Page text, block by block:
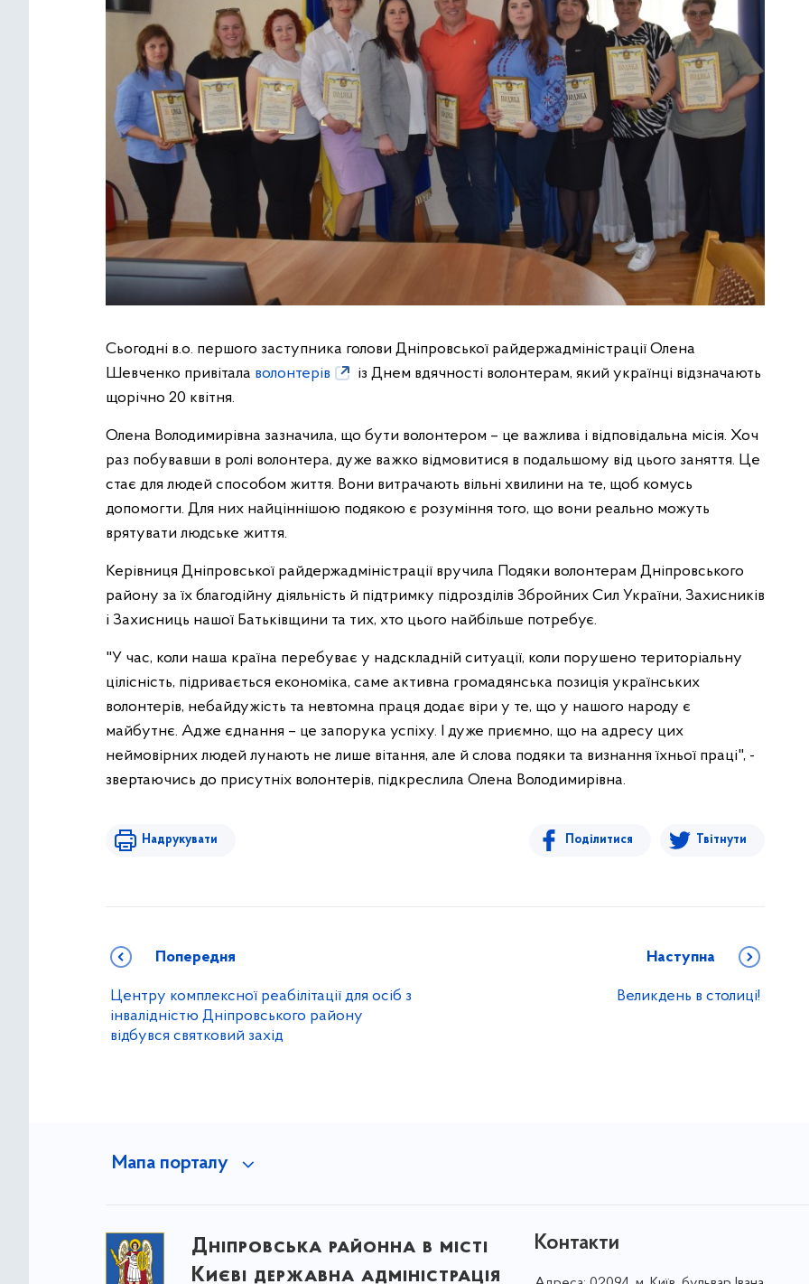
Сьогодні в.о. першого заступника голови Дніпровської райдержадміністрації Олена
Шевченко привітала волонтерів
із Днем вдячності волонтерам, який українці відзначають
щорічно 20 квітня.
Олена Володимирівна зазначила, що бути волонтером – це важлива і відповідальна місія. Хоч
раз побувавши в ролі волонтера, дуже важко відмовитися в подальшому від цього заняття. Це
стає для людей способом життя. Вони витрачають вільні хвилини на те, щоб комусь
допомогти. Для них найціннішою подякою є розуміння того, що вони реально можуть
врятувати людське життя.
Керівниця Дніпровської райдержадміністрації вручила Подяки волонтерам Дніпровського
району за їх благодійну діяльність й підтримку підрозділів Збройних Сил України, Захисників
і Захисниць нашої Батьківщини та тих, хто цього найбільше потребує.
"У час, коли наша країна перебуває у надскладній ситуації, коли порушено територіальну
цілісність, підривається економіка, саме активна громадянська позиція українських
волонтерів, небайдужість та невтомна праця додає віри у те, що у нашого народу є
майбутнє. Адже єднання – це запорука успіху. І дуже приємно, що на адресу цих
неймовірних людей лунають не лише вітання, але й слова подяки та визнання їхньої праці", -
звертаючись до присутніх волонтерів, підкреслила Олена Володимирівна.
Надрукувати Поділитися Твітнути
Попередня
Центру комплексної реабілітації для осіб з
інвалідністю Дніпровського району
відбувся святковий захід
Наступна
Великдень в столиці!
Мапа порталу
Дніпровська районна в місті
Києві державна адміністрація
Контакти